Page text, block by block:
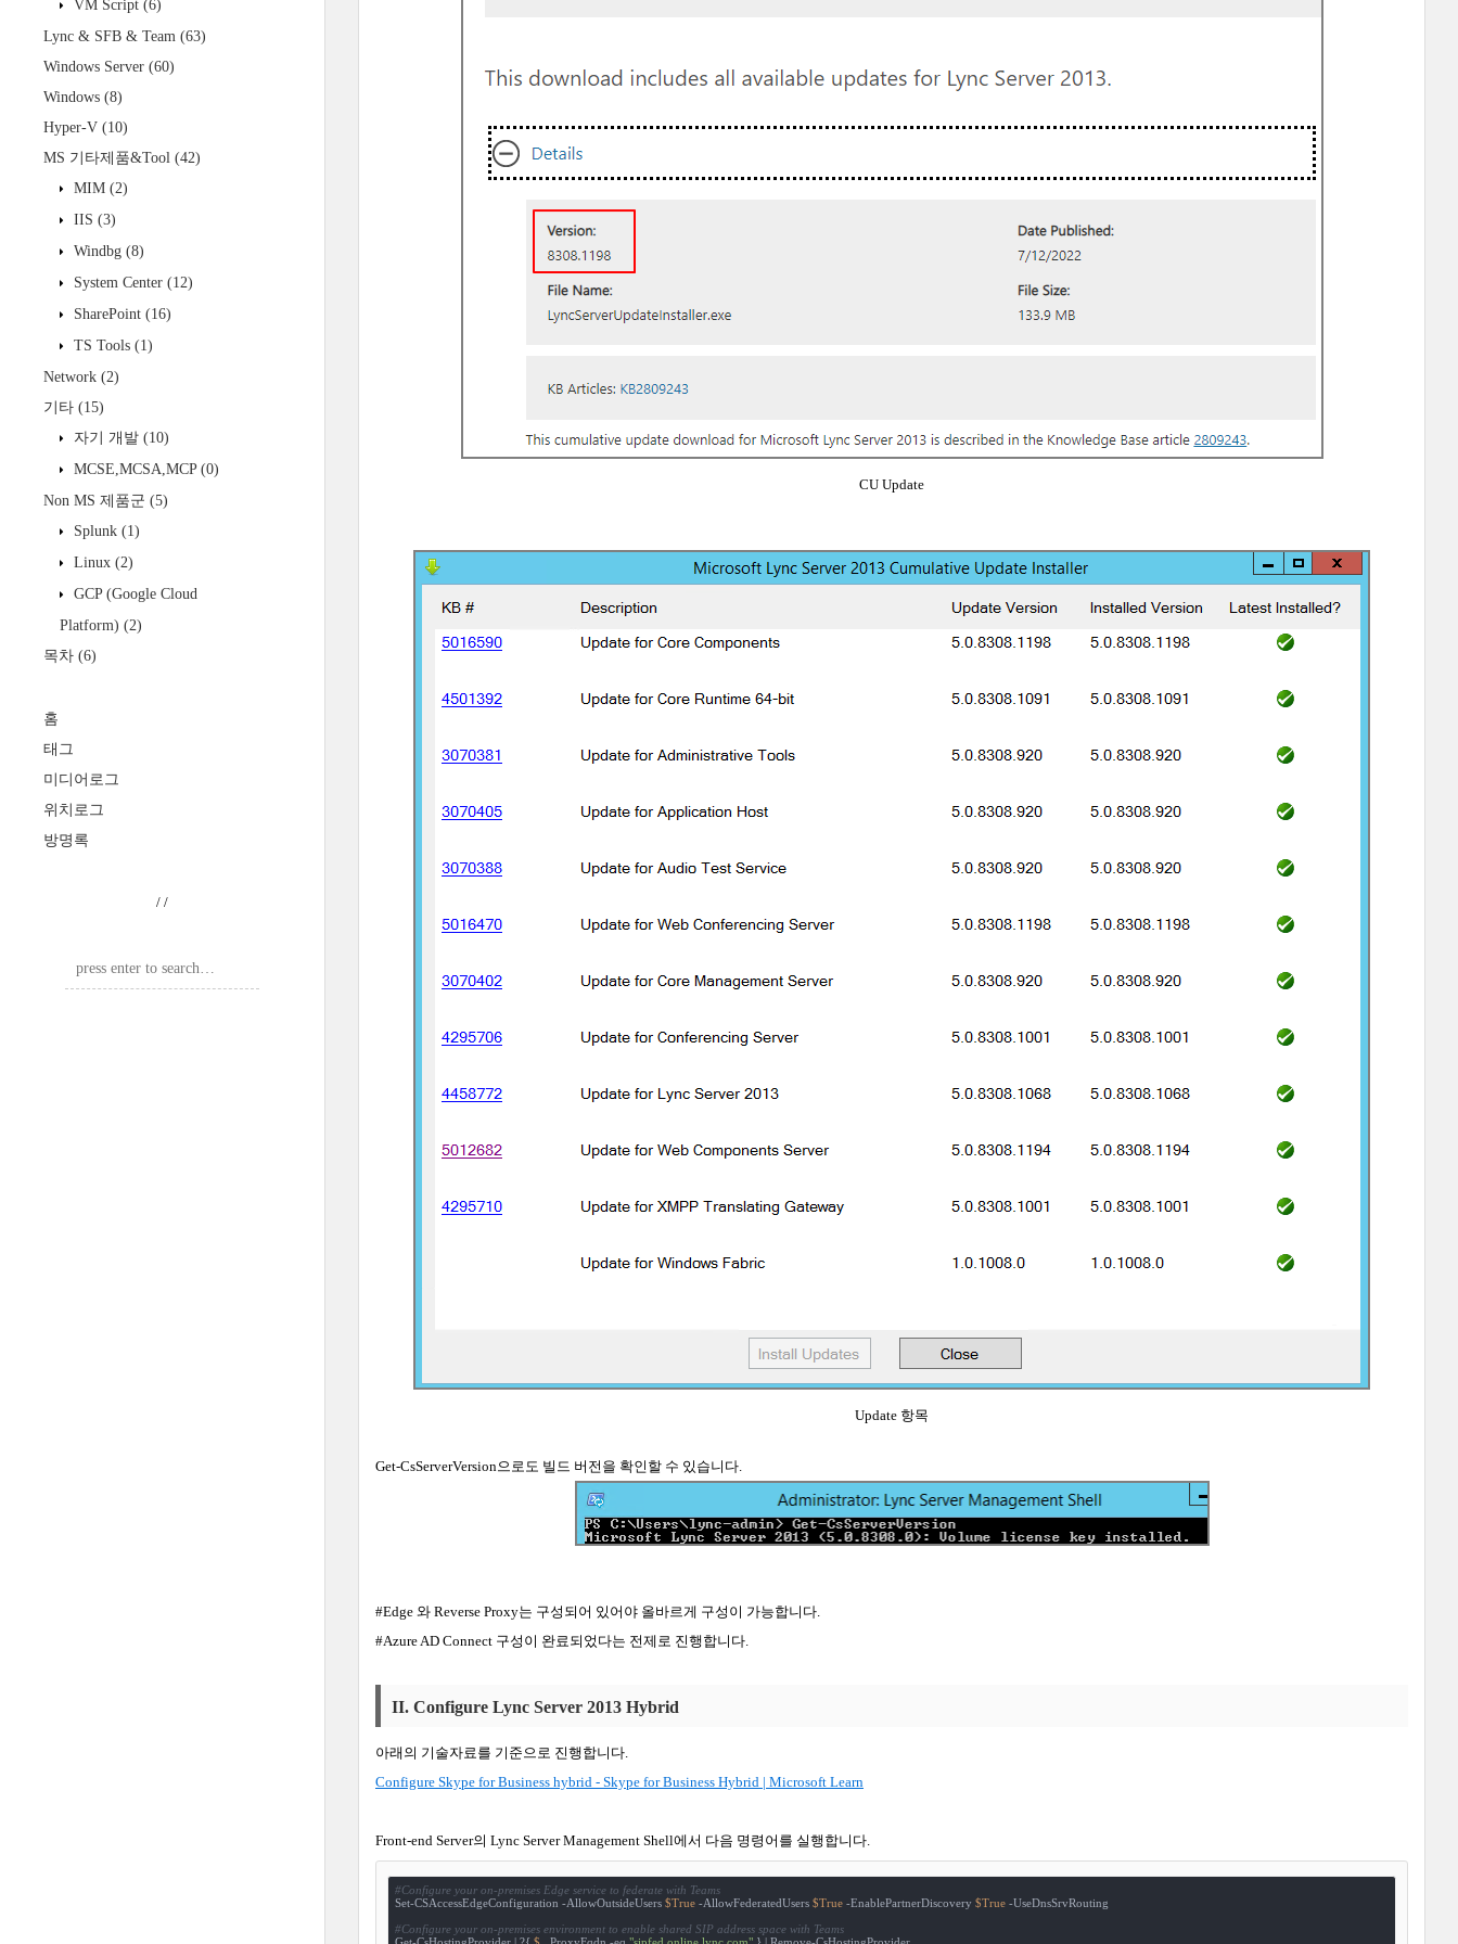
VM Script (6)
Lync & SFB & Team (63)
Windows Server (60)
Windows (8)
Hyper-V (10)
MS 기타제품&Tool (42)
MIM (2)
IIS (3)
Windbg (8)
System Center (12)
SharePoint (16)
TS Tools (1)
Network (2)
기타 (15)
자기 개발 (10)
MCSE,MCSA,MCP (0)
Non MS 제품군 (5)
Splunk (1)
Linux (2)
GCP (Google Cloud
Platform) (2)
목차 (6)
홈
태그
미디어로그
위치로그
방명록
/ /
CU Update
Update 항목
Get-CsServerVersion으로도 빌드 버전을 확인할 수 있습니다.
#Edge 와 Reverse Proxy는 구성되어 있어야 올바르게 구성이 가능합니다.
#Azure AD Connect 구성이 완료되었다는 전제로 진행합니다.
II. Configure Lync Server 2013 Hybrid
아래의 기술자료를 기준으로 진행합니다.
Configure Skype for Business hybrid - Skype for Business Hybrid | Microsoft Learn
Front-end Server의 Lync Server Management Shell에서 다음 명령어를 실행합니다.
#Configure your on-premises Edge service to federate with Teams
Set-CSAccessEdgeConfiguration -AllowOutsideUsers $True -AllowFederatedUsers $True -EnablePartnerDiscovery $True -UseDnsSrvRouting
#Configure your on-premises environment to enable shared SIP address space with Teams
Get-CsHostingProvider | ?{ $_ .ProxyFqdn -eq "sipfed.online.lync.com" } | Remove-CsHostingProvider